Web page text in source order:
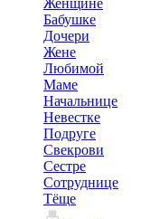
Женщине
Бабушке
Дочери
Жене
Любимой
Маме
Начальнице
Невестке
Подруге
Свекрови
Сестре
Сотруднице
Тёще